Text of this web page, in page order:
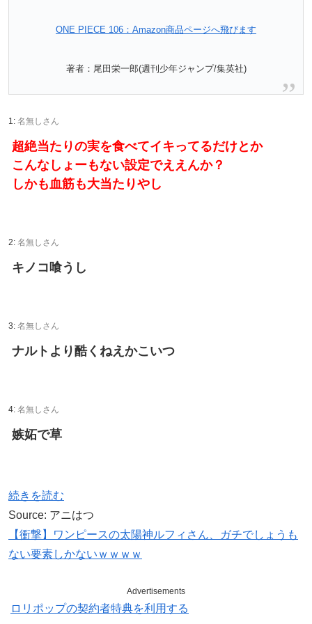
ONE PIECE 106：Amazon商品ページへ飛びます
著者：尾田栄一郎(週刊少年ジャンプ/集英社)
1: 名無しさん
超絶当たりの実を食べてイキってるだけとか
こんなしょーもない設定でええんか？
しかも血筋も大当たりやし
2: 名無しさん
キノコ喰うし
3: 名無しさん
ナルトより酷くねえかこいつ
4: 名無しさん
嫉妬で草
続きを読む
Source: アニはつ
【衝撃】ワンピースの太陽神ルフィさん、ガチでしょうも
ない要素しかないｗｗｗｗ
Advertisements
ロリポップの契約者特典を利用する